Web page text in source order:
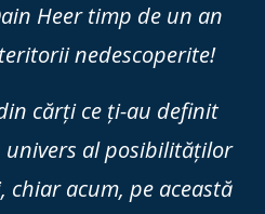
Heer timp de un an
nedescoperite!
cărți ce ți-au definit
univers al posibilităților
acum, pe această